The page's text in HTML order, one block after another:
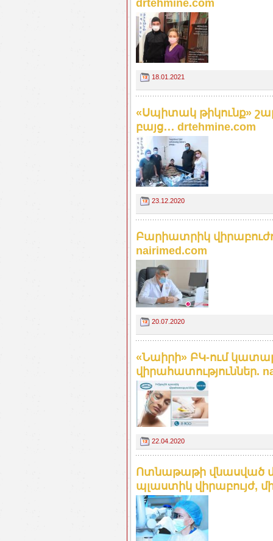
drtehmine.com
18.01.2021
«Սպիտակ թիկունք»
բայց․․․ drtehmine.com
23.12.2020
Բարիատրիկ
nairimed.com
20.07.2020
«Նաիրի» ԲԿ-ում
վիրահատություններ.
22.04.2020
Ոտնաթաթի վնասված
պլաստիկ վիրաբույժ,